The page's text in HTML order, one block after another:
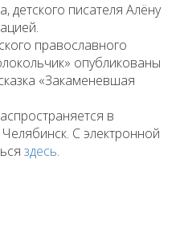
детского писателя Алёну
православного
опубликованы
«Закаменевшая
в
С электронной
здесь.